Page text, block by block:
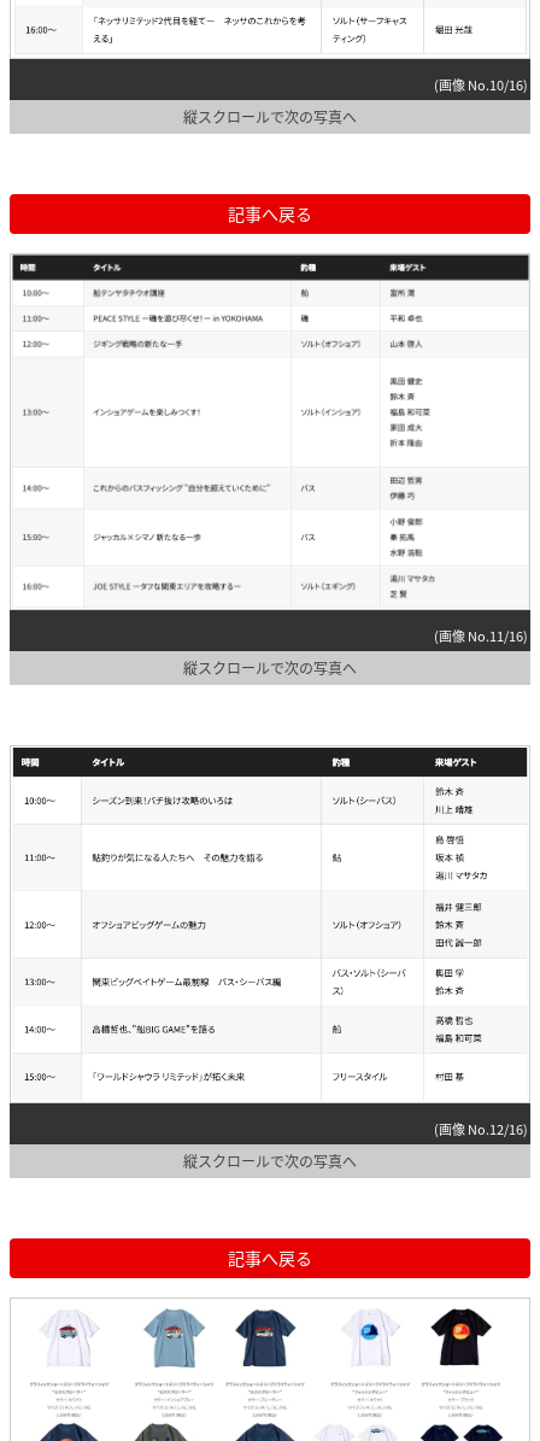
(画像 No.10/16)
縦スクロールで次の写真へ
記事へ戻る
(画像 No.11/16)
縦スクロールで次の写真へ
(画像 No.12/16)
縦スクロールで次の写真へ
記事へ戻る